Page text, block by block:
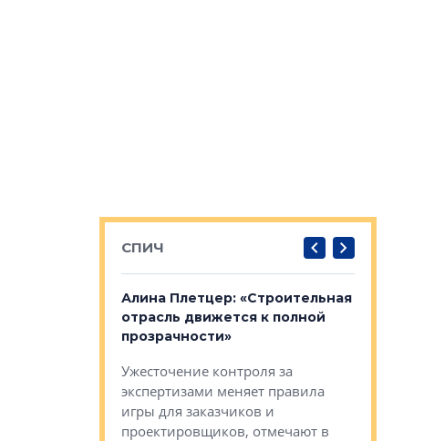
СПИЧ
поводом
Алина Плетцер: «Строительная
отрасль движется к полной
прозрачности»
Ужесточение контроля за
экспертизами меняет правила
игры для заказчиков и
проектировщиков, отмечают в